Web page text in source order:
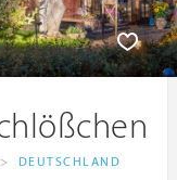
> DEUTSCHLAND